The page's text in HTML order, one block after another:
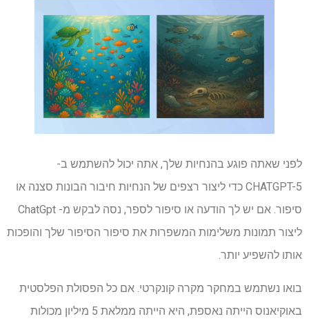
לפני שאתה פוגע בהנחיות שלך, אתה יכול להשתמש ב-
CHATGPT-5 כדי ליצור רצפים של הנחיות חיבור הבונות סצנה או
סיפור. אם יש לך הודעה או סיפור לספר, נסה לבקש מ- ChatGpt
ליצור תמונות משלימות המשפרות את סיפור הסיפור שלך והופכות
אותו להשפיע יותר.
בואו נשתמש במחקר מקרה קונקרטי. אם כל הפסולת הפלסטית
באוקיאנוס הייתה נאספת, היא הייתה ממלאת 5 מיליון מכולות